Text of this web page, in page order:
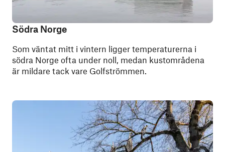
Södra Norge
Som väntat mitt i vintern ligger temperaturerna i
södra Norge ofta under noll, medan kustområdena
är mildare tack vare Golfströmmen.